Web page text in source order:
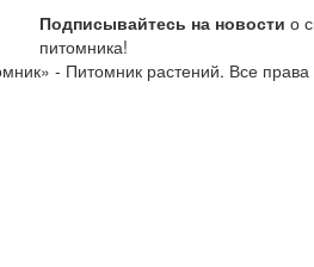
Подписывайтесь на новости о
питомника!
- Питомник растений. Все